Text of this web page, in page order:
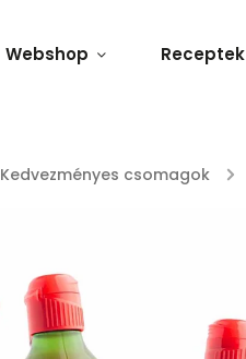
Webshop Receptek
Kedvezményes csomagok /